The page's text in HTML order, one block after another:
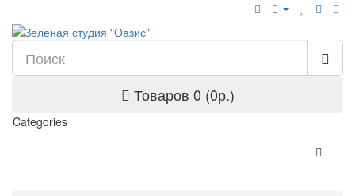
Товаров 0 (0р.)
Categories